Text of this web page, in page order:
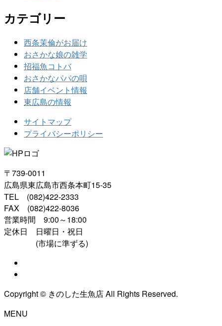
カテゴリー
西条茉倫がお届け
おさかな娘の雑学
招福魚コトバ
おさかなパパの唄
店舗イベント情報
東広島の情報
サイトマップ
プライバシーポリシー
〒739-0011
広島県東広島市西条本町15-35
TEL (082)422-2333
FAX (082)422-8036
営業時間 9:00～18:00
定休日 日曜日・祝日
(市場に準ずる)
Copyright © きのした生魚店 All Rights Reserved.
MENU